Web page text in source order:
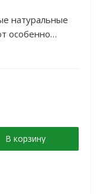
натуральные
особенно
ВОЛОС.<br>
В корзину